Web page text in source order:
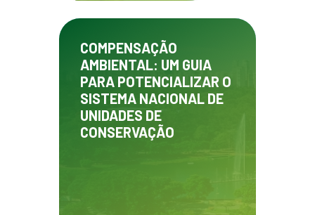
COMPENSAÇÃO
AMBIENTAL: UM GUIA
PARA POTENCIALIZAR O
SISTEMA NACIONAL DE
UNIDADES DE
CONSERVAÇÃO